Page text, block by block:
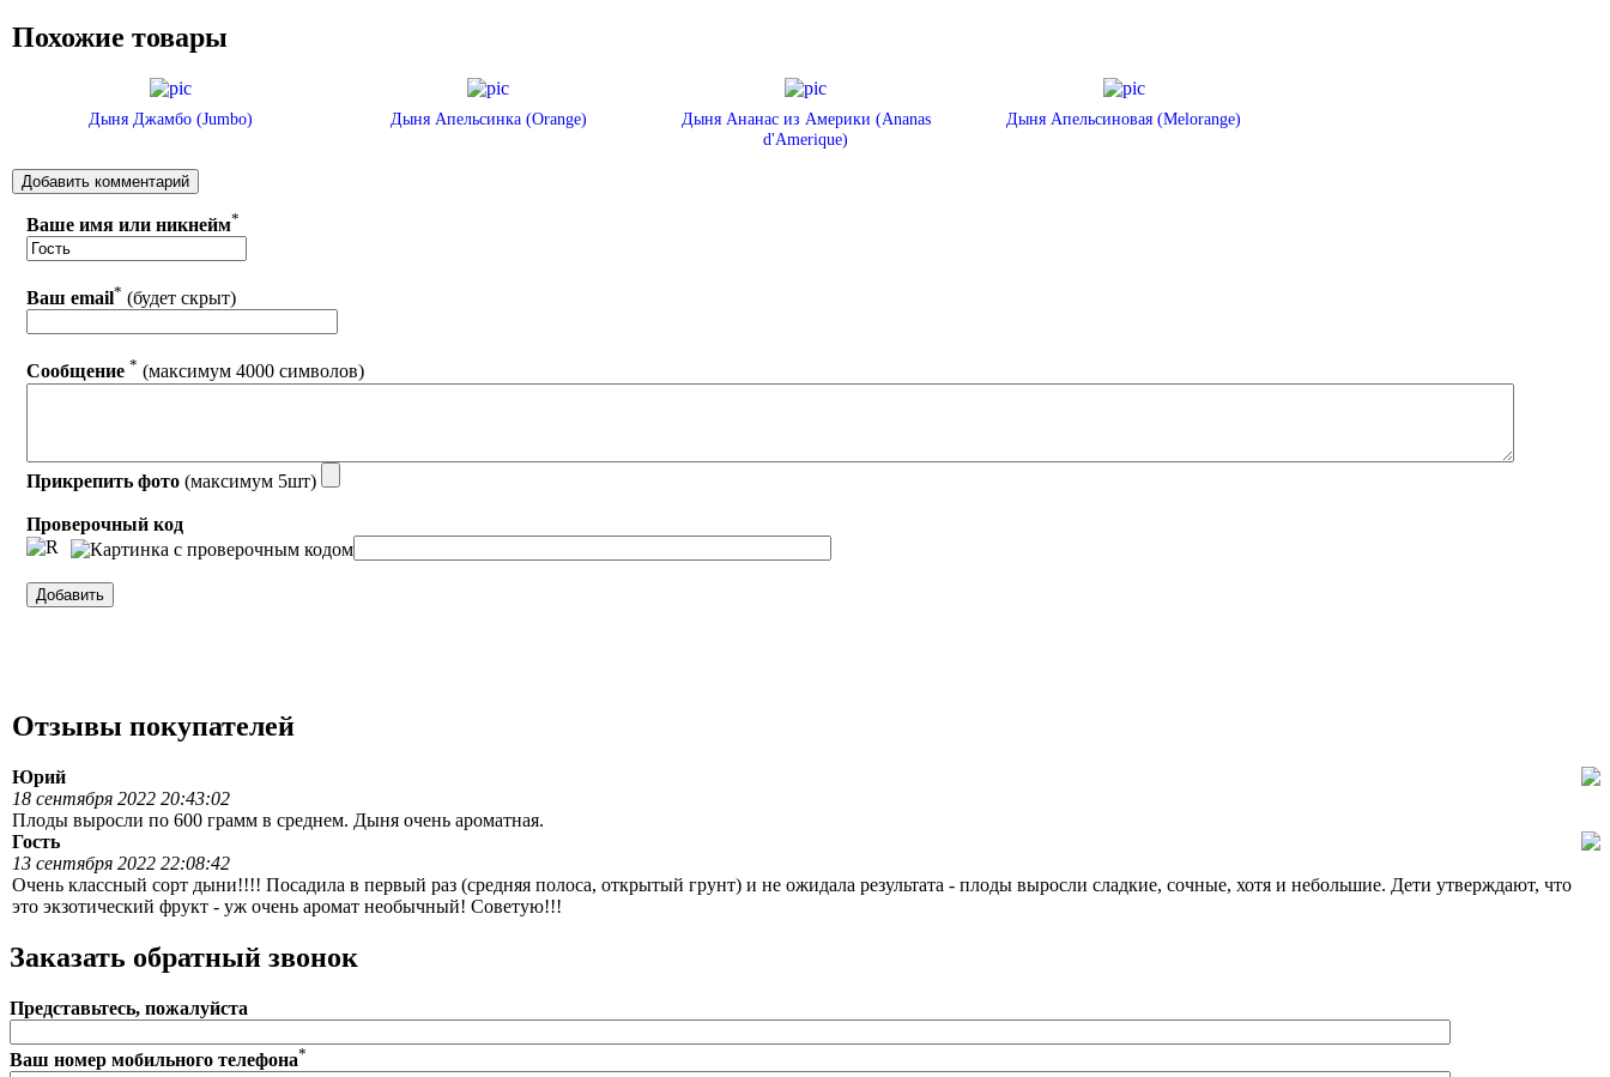
Похожие товары
Дыня Джамбо (Jumbo) Дыня Апельсинка (Orange)
Дыня Ананас из Америки (Ananas
d'Amerique)
Дыня Апельсиновая (Melorange)
Ваше имя или никнейм*
Ваш email* (будет скрыт)
Сообщение * (максимум 4000 символов)
Прикрепить фото (максимум 5шт)
Проверочный код
Отзывы покупателей
Юрий
18 сентября 2022 20:43:02
Плоды выросли по 600 грамм в среднем. Дыня очень ароматная.
Гость
13 сентября 2022 22:08:42
Очень классный сорт дыни!!!! Посадила в первый раз (средняя полоса, открытый грунт) и не ожидала результата - плоды выросли сладкие, сочные, хотя и небольшие. Дети утверждают, что
это экзотический фрукт - уж очень аромат необычный! Советую!!!
Заказать обратный звонок
Представьтесь, пожалуйста
Ваш номер мобильного телефона*